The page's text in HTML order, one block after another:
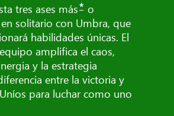
tres ases más* o
solitario con Umbra, que
habilidades únicas. El
amplifica el caos,
y la estrategia
entre la victoria y
para luchar como uno